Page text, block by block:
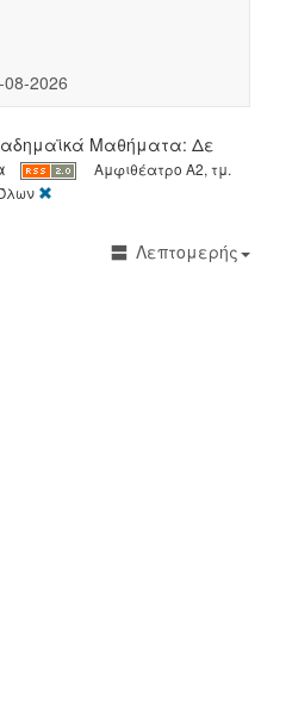
2026
Μαθήματα: Δε
Αμφιθέατρο Α2, τμ.
Λεπτομερής